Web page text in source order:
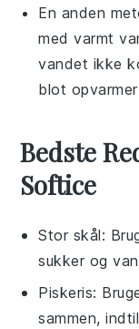
En anden
med varmt
vandet ikke
blot
Bedste
Softice
Stor skål:
sukker og
Piskeris:
sammen,